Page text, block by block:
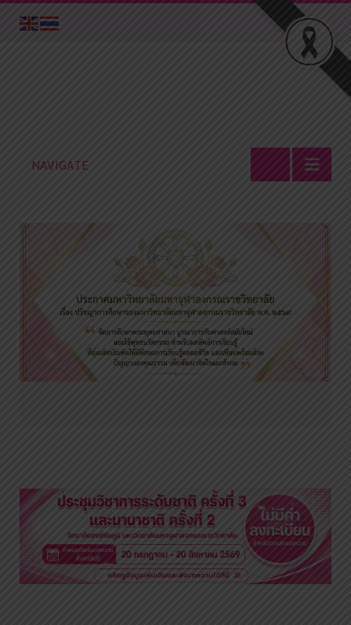
NAVIGATE